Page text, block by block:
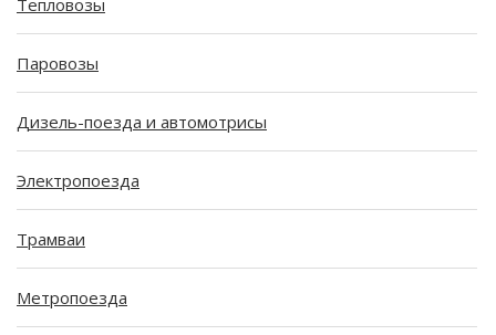
Тепловозы
Паровозы
Дизель-поезда и автомотрисы
Электропоезда
Трамваи
Метропоезда